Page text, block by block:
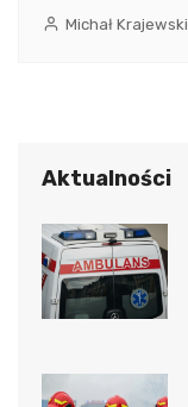
Michał Krajewski
Aktualności